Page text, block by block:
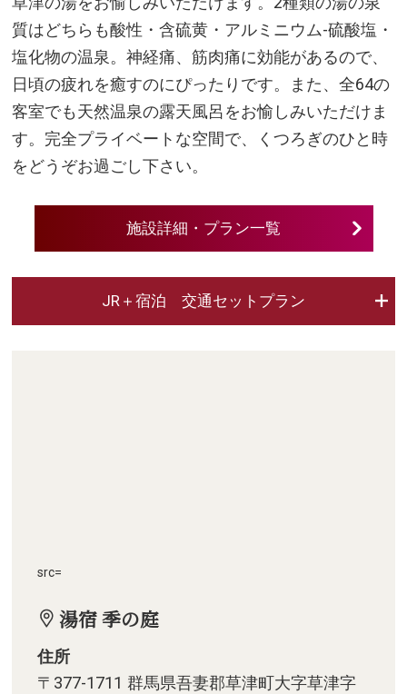
質はどちらも酸性・含硫黄・アルミニウム-硫酸塩・
塩化物の温泉。神経痛、筋肉痛に効能があるので、
日頃の疲れを癒すのにぴったりです。また、全64の
客室でも天然温泉の露天風呂をお愉しみいただけま
す。完全プライベートな空間で、くつろぎのひと時
をどうぞお過ごし下さい。
施設詳細・プラン一覧
JR＋宿泊 交通セットプラン
src=
湯宿 季の庭
住所
〒377-1711 群馬県吾妻郡草津町大字草津字